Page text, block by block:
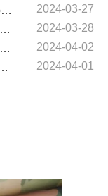
2024-03-28
2024-04-02
2024-04-01
2024-09-19